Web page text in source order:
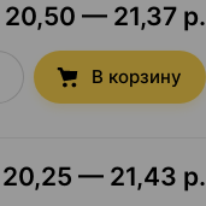
20,50 — 21,37 р.
В корзину
20,25 — 21,43 р.